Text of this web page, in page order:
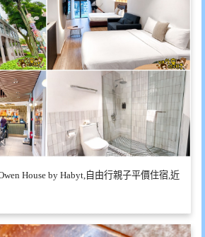
House by Habyt,自由行親子平價住宿,近